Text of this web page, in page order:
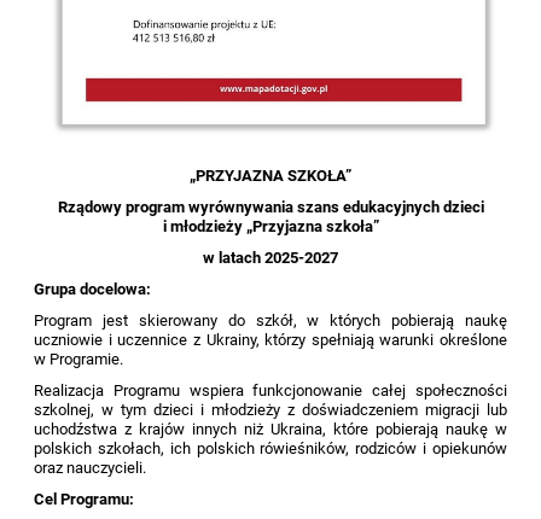
„PRZYJAZNA SZKOŁA”
Rządowy program wyrównywania szans edukacyjnych dzieci
i młodzieży „Przyjazna szkoła”
w latach 2025-2027
Grupa docelowa:
Program jest skierowany do szkół, w których pobierają naukę
uczniowie i uczennice z Ukrainy, którzy spełniają warunki określone
w Programie.
Realizacja Programu wspiera funkcjonowanie całej społeczności
szkolnej, w tym dzieci i młodzieży z doświadczeniem migracji lub
uchodźstwa z krajów innych niż Ukraina, które pobierają naukę w
polskich szkołach, ich polskich rówieśników, rodziców i opiekunów
oraz nauczycieli.
Cel Programu: